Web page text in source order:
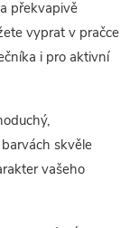
překvapivě
vyprat v pračce
i pro aktivní
skvěle
vašeho